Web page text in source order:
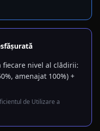
nivel al clădirii:
amenajat 100%) +
de Utilizare a